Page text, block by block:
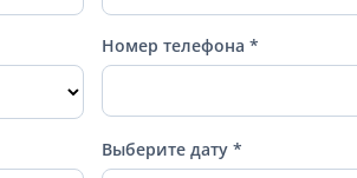
Номер телефона *
Выберите дату *